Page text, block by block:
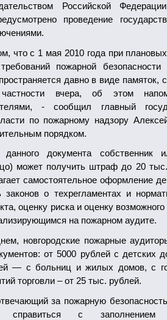
Российской
проведение
что с 1 мая 2010 года при
пожарной
давно в виде памяток,
вчера, об этом
- сообщил главный
по пожарному надзору
порядком.
данного документа собственник
может получить штраф до 20
самостоятельное оформление
законов о техрегламентах и
оценку риска и оценку
на пожарном аудите.
новгородские пожарные
от 5000 рублей с детских
— с больниц и жилых домов, с
торговли – от 25 тыс. рублей.
за пожарную
справиться с